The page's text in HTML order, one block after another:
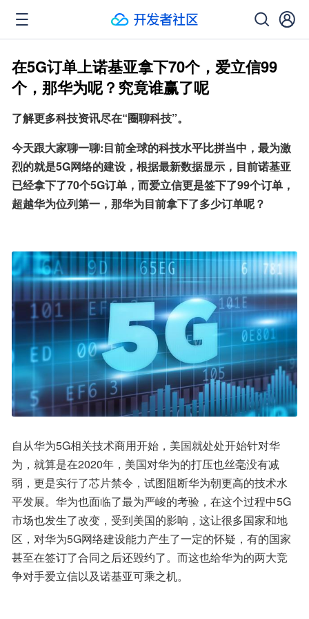
在5G订单上诺基亚拿下70个，爱立信99
个，那华为呢？究竟谁赢了呢
了解更多科技资讯尽在“圈聊科技”。
今天跟大家聊一聊:目前全球的科技水平比拼当中，最为激
烈的就是5G网络的建设，根据最新数据显示，目前诺基亚
已经拿下了70个5G订单，而爱立信更是签下了99个订单，
超越华为位列第一，那华为目前拿下了多少订单呢？
自从华为5G相关技术商用开始，美国就处处开始针对华
为，就算是在2020年，美国对华为的打压也丝毫没有减
弱，更是实行了芯片禁令，试图阻断华为朝更高的技术水
平发展。华为也面临了最为严峻的考验，在这个过程中5G
市场也发生了改变，受到美国的影响，这让很多国家和地
区，对华为5G网络建设能力产生了一定的怀疑，有的国家
甚至在签订了合同之后还毁约了。而这也给华为的两大竞
争对手爱立信以及诺基亚可乘之机。